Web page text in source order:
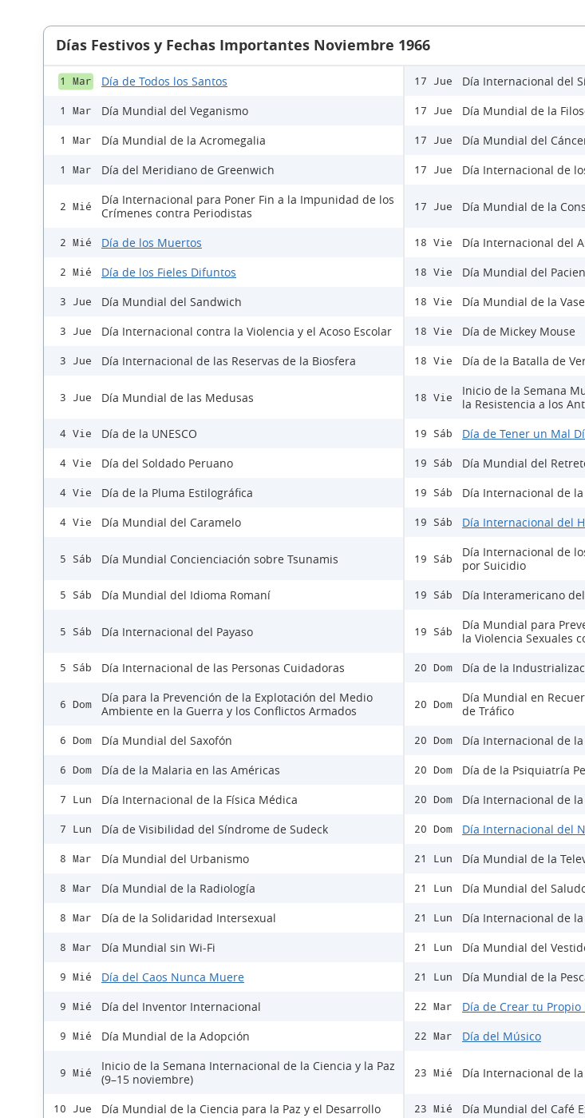
Días Festivos y Fechas Importantes Noviembre 1966
1 Mar Día de Todos los Santos
1 Mar Día Mundial del Veganismo
1 Mar Día Mundial de la Acromegalia
1 Mar Día del Meridiano de Greenwich
2 Mié
Día Internacional para Poner Fin a la Impunidad de los
Crímenes contra Periodistas
2 Mié Día de los Muertos
2 Mié Día de los Fieles Difuntos
3 Jue Día Mundial del Sandwich
3 Jue Día Internacional contra la Violencia y el Acoso Escolar
3 Jue Día Internacional de las Reservas de la Biosfera
3 Jue Día Mundial de las Medusas
4 Vie Día de la UNESCO
4 Vie Día del Soldado Peruano
4 Vie Día de la Pluma Estilográfica
4 Vie Día Mundial del Caramelo
5 Sáb Día Mundial Concienciación sobre Tsunamis
5 Sáb Día Mundial del Idioma Romaní
5 Sáb Día Internacional del Payaso
5 Sáb Día Internacional de las Personas Cuidadoras
6 Dom
Día para la Prevención de la Explotación del Medio
Ambiente en la Guerra y los Conflictos Armados
6 Dom Día Mundial del Saxofón
6 Dom Día de la Malaria en las Américas
7 Lun Día Internacional de la Física Médica
7 Lun Día de Visibilidad del Síndrome de Sudeck
8 Mar Día Mundial del Urbanismo
8 Mar Día Mundial de la Radiología
8 Mar Día de la Solidaridad Intersexual
8 Mar Día Mundial sin Wi-Fi
9 Mié Día del Caos Nunca Muere
9 Mié Día del Inventor Internacional
9 Mié Día Mundial de la Adopción
9 Mié
Inicio de la Semana Internacional de la Ciencia y la Paz
(9–15 noviembre)
10 Jue Día Mundial de la Ciencia para la Paz y el Desarrollo
17 Jue Día Internacional del
17 Jue Día Mundial de la
17 Jue Día Mundial del
17 Jue Día Internacional de
17 Jue Día Mundial de la
18 Vie Día Internacional del
18 Vie Día Mundial del
18 Vie Día Mundial de la
18 Vie Día de Mickey Mouse
18 Vie Día de la Batalla de
18 Vie
Inicio de la Semana
la Resistencia a los
19 Sáb Día de Tener un Mal
19 Sáb Día Mundial del
19 Sáb Día Internacional de
19 Sáb Día Internacional del
19 Sáb
Día Internacional de
por Suicidio
19 Sáb Día Interamericano
19 Sáb
Día Mundial para
la Violencia Sexuales
20 Dom Día de la
20 Dom
Día Mundial en
de Tráfico
20 Dom Día Internacional de
20 Dom Día de la Psiquiatría
20 Dom Día Internacional de
20 Dom Día Internacional del
21 Lun Día Mundial de la
21 Lun Día Mundial del
21 Lun Día Internacional de
21 Lun Día Mundial del
21 Lun Día Mundial de la
22 Mar Día de Crear tu Propio
22 Mar Día del Músico
23 Mié Día Internacional de
23 Mié Día Mundial del Café